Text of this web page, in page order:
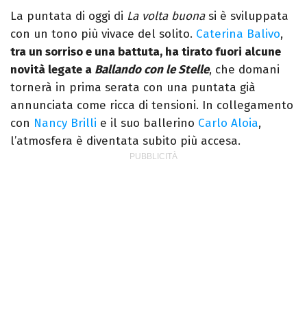
come Fashion Editor. Si specializza poi in
Comunicazione digitale, Giornalismo e
Nuovi media presso La Sapienza,
collaborando con alcune testate ed uffici
stampa.
La puntata di oggi di La volta buonasi è sviluppata
con un tono più vivace del solito. Caterina Balivo,
tra un sorriso e una battuta, ha tirato fuori alcune
novità legate a Ballando con le Stelle, che domani
tornerà in prima serata con una puntata già
annunciata come ricca di tensioni. In collegamento
con Nancy Brilli e il suo ballerino Carlo Aloia,
l’atmosfera è diventata subito più accesa.